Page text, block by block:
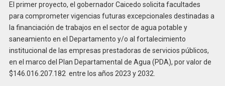
El primer proyecto, el gobernador Caicedo solicita facultades
para comprometer vigencias futuras excepcionales destinadas a
la financiación de trabajos en el sector de agua potable y
saneamiento en el Departamento y/o al fortalecimiento
institucional de las empresas prestadoras de servicios públicos,
en el marco del Plan Departamental de Agua (PDA), por valor de
$146.016.207.182 entre los años 2023 y 2032.